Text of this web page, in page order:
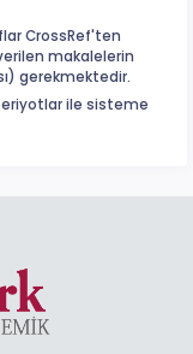
CrossRef'ten
makalelerin
gerekmektedir.
ile sisteme